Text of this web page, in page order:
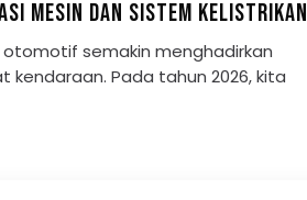
MESIN DAN SISTEM KELISTRIKAN
semakin menghadirkan
Pada tahun 2026, kita